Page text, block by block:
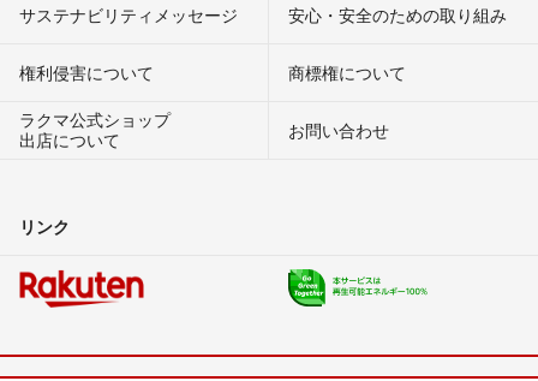
サステナビリティメッセージ 安心・安全のための取り組み
権利侵害について
商標権について
ラクマ公式ショップ
出店について
お問い合わせ
リンク